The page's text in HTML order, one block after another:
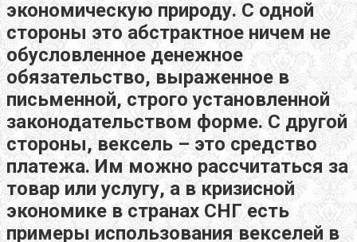
экономическую природу. С одной
стороны это абстрактное ничем не
обусловленное денежное
обязательство, выраженное в
письменной, строго установленной
законодательством форме. С другой
стороны, вексель – это средство
платежа. Им можно рассчитаться за
товар или услугу, а в кризисной
экономике в странах СНГ есть
примеры использования векселей в